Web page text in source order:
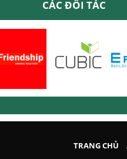
CÁC ĐỐI TÁC
TRANG CHỦ